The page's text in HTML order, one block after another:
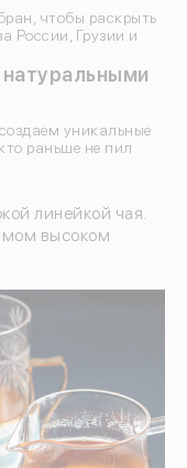
чтобы раскрыть
России, Грузии и
уникальные
раньше не пил
линейкой чая.
высоком